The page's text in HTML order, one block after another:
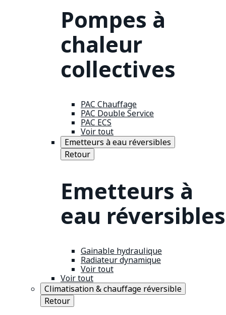
Pompes à
chaleur
collectives
PAC Chauffage
PAC Double Service
PAC ECS
Voir tout
Emetteurs à eau réversibles
Retour
Emetteurs à
eau réversibles
Gainable hydraulique
Radiateur dynamique
Voir tout
Voir tout
Climatisation & chauffage réversible
Retour